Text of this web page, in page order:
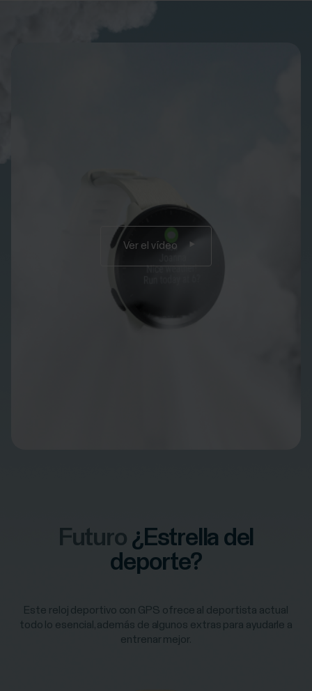
Ver el vídeo
Futuro ¿Estrella del
deporte?
Este reloj deportivo con GPS ofrece al deportista actual
todo lo esencial, además de algunos extras para ayudarle a
entrenar mejor.